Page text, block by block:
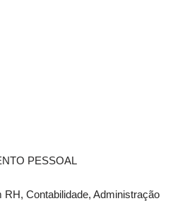
PESSOAL
Contabilidade, Administração